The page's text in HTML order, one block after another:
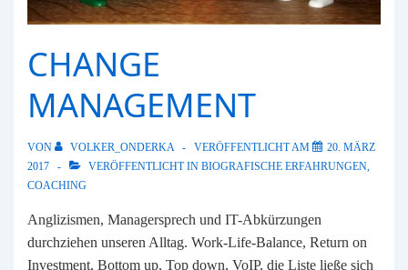
CHANGE
MANAGEMENT
VON VOLKER_ONDERKA VERÖFFENTLICHT AM
20. MÄRZ
2017
VERÖFFENTLICHT IN BIOGRAFISCHE ERFAHRUNGEN
COACHING
Anglizismen, Managersprech und IT-Abkürzungen
durchziehen unseren Alltag. Work-Life-Balance, Return on
Investment, Bottom up, Top down, VoIP, die Liste ließe sich